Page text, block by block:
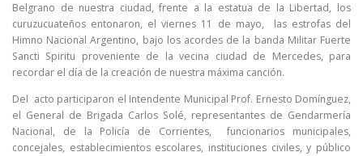
Belgrano de nuestra ciudad, frente a la estatua de la Libertad, los
curuzucuateños entonaron, el viernes 11 de mayo, las estrofas del
Himno Nacional Argentino, bajo los acordes de la banda Militar Fuerte
Sancti Spiritu proveniente de la vecina ciudad de Mercedes, para
recordar el día de la creación de nuestra máxima canción.
Del acto participaron el Intendente Municipal Prof. Ernesto Domínguez,
el General de Brigada Carlos Solé, representantes de Gendarmería
Nacional, de la Policía de Corrientes, funcionarios municipales,
concejales, establecimientos escolares, instituciones civiles, y público